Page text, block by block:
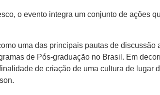
o evento integra um conjunto de ações
uma das principais pautas de
de Pós-graduação no Brasil. Em
de criação de uma cultura de